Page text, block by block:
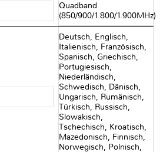
Quadband
(850/900/1.800/1.900MHz)
Deutsch, Englisch,
Italienisch, Französisch,
Spanisch, Griechisch,
Portugiesisch,
Niederländisch,
Schwedisch, Dänisch,
Ungarisch, Rumänisch,
Türkisch, Russisch,
Slowakisch,
Tschechisch, Kroatisch,
Mazedonisch, Finnisch,
Norwegisch, Polnisch,